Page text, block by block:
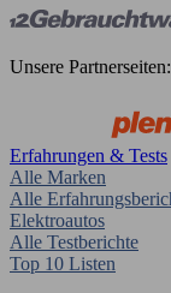
Unsere Partnerseiten:
Erfahrungen & Tests
Alle Marken
Alle
Elektroautos
Alle Testberichte
Top 10 Listen